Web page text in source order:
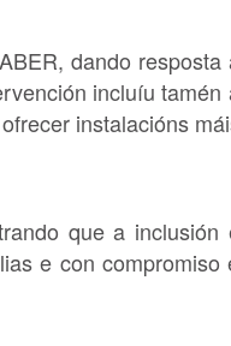
dando resposta
incluíu tamén
instalacións
que a inclusión
e con compromiso